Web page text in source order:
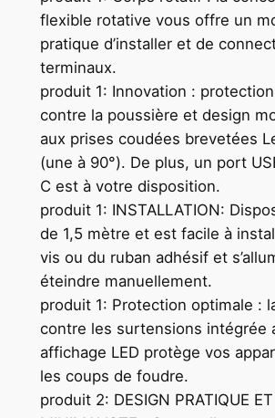
flexible rotative vous offre un
pratique d’installer et de
terminaux.
produit 1: Innovation :
contre la poussière et design
aux prises coudées brevetées
(une à 90°). De plus, un port
C est à votre disposition.
produit 1: INSTALLATION:
de 1,5 mètre et est facile à
vis ou du ruban adhésif et
éteindre manuellement.
produit 1: Protection optimale :
contre les surtensions intégrée
affichage LED protège vos
les coups de foudre.
produit 2: DESIGN PRATIQUE ET